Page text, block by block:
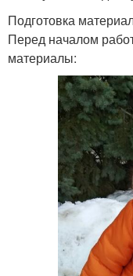
Подготовка
Перед началом
материалы: